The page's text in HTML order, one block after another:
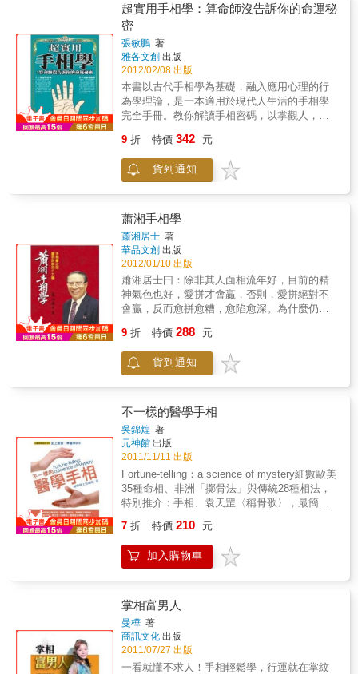
超實用手相學：算命師沒告訴你的命運秘
密
張敏鵬 著
雅各文創 出版
2012/02/08 出版
本書以古代手相學為基礎，融入應用心理的行
為學理論，是一本適用於現代人生活的手相學
完全手冊。教你解讀手相密碼，以掌觀人，知
集一個人的智愚、成敗、得失、恩愛之情，記
錄人的生命資訊讓人得以善加運用己身的優
勢，減少劣勢，經營出一片屬於自己的幸福光
類生命之謎的鑰匙。★掌中見命運線索：十指
連心，心與手正如腦與手一樣，其所思所想、
所癢所疼、所悲所喜等情緒，都是相互溝通、
相互聯結的。手相中的智慧，便是源於生命中
的智慧，猶如「性格決定命運」的道理一樣，
即使現在已至科技時代，但手相的命定理論，
卻愈形被認同和重視。
9 折 特價 342 元
貨到通知
蕭湘手相學
蕭湘居士 著
華品文創 出版
2012/01/10 出版
蕭湘居士曰：除非其人面相流年好，目前的精
神氣色也好，愛拼才會贏，否則，愛拼絕對不
會贏，反而愈拼愈糟，愈陷愈深。為什麼仍有
群眾，勇往直前的神話，或是長輩們用來鼓勵
晚輩的慰勉話。做生意的人，千萬不能相信
「愛拼才會贏」這句沒有經過大腦的廢話。做
己的學識才能有那些優點和缺點，然後訂定適
當的營業目標和計劃，既不貪多強求，也不僥
倖冒進，但克盡人事盡其在我，才不致大走迂
迴路而失敗僨事後悔。（註：做生意以外的人
準此詮釋）
9 折 特價 288 元
貨到通知
不一樣的醫學手相
吳錦煌 著
元神館 出版
2011/11/11 出版
Fortune-telling：a science of mystery細數歐美
35種命相、非洲「擲骨法」與傳統28種相法，
特別推介：手相、袁天罡〈稱骨歌〉，最簡易
指甲，強調以「超顯微手術」改善不良手相，
聞所未聞。 本書的最大特點為：以病理學、解
剖學理論解析手相意涵，除了知運認命之外，
線、點、小島、魚線）等，都有不一樣的解
讀。請注意，手相圖乍看與坊間版本大同小
異，其實內容完全不一樣，敢說是「史上最強
命相寶典」。
7 折 特價 210 元
加入購物車
掌相富男人
曼樺 著
商訊文化 出版
2011/07/27 出版
一看就懂不求人！手相輕鬆學，行運就在掌紋